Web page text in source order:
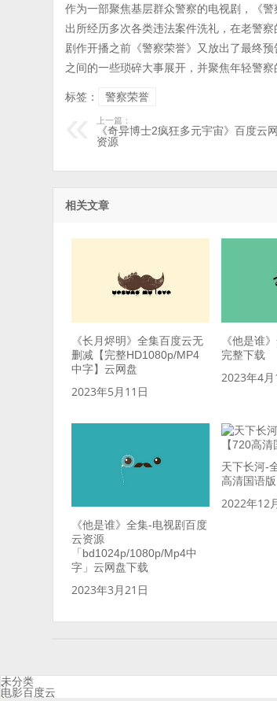
作为一部聚焦基层群众警察的电视剧，《
出所经历多次各类违法案件洗礼，在老警
剧作开播之前《警察荣誉》又放出了最终
之间的一些琐碎大事展开，并聚焦年轻警
标签：
警察荣誉
上一篇：
《奇异博士2疯狂多元宇宙》百度云
资源
相关文章
《长月烬明》全集百度云无
删减【完整HD1080p/MP4
中字】云网盘
2023年5月11日
《他是谁
完整下载
2023年4月
《他是谁》全集-电视剧百度
云资源
「bd1024p/1080p/Mp4中
字」云网盘下载
2023年3月21日
天下长河-
高清国语
2022年12
未分类
电影百度云